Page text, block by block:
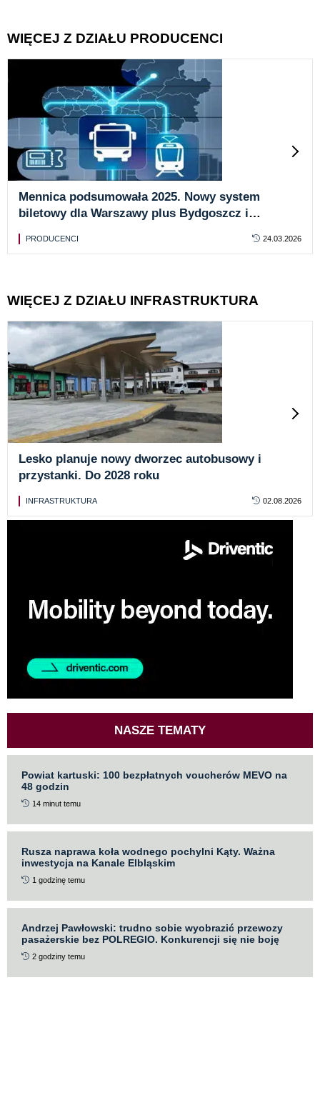
WIĘCEJ Z DZIAŁU PRODUCENCI
Mennica podsumowała 2025. Nowy system
biletowy dla Warszawy plus Bydgoszcz i
PRODUCENCI 24.03.2026
WIĘCEJ Z DZIAŁU INFRASTRUKTURA
Lesko planuje nowy dworzec autobusowy i
przystanki. Do 2028 roku
INFRASTRUKTURA 02.08.2026
NASZE TEMATY
Powiat kartuski: 100 bezpłatnych voucherów MEVO na
48 godzin
14 minut temu
Rusza naprawa koła wodnego pochylni Kąty. Ważna
inwestycja na Kanale Elbląskim
1 godzinę temu
Andrzej Pawłowski: trudno sobie wyobrazić przewozy
pasażerskie bez POLREGIO. Konkurencji się nie boję
2 godziny temu